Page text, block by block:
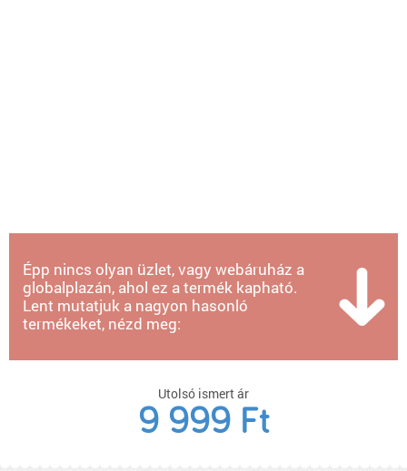
Épp nincs olyan üzlet, vagy webáruház a
globalplazán, ahol ez a termék kapható.
Lent mutatjuk a nagyon hasonló
termékeket, nézd meg:
Utolsó ismert ár
9 999 Ft